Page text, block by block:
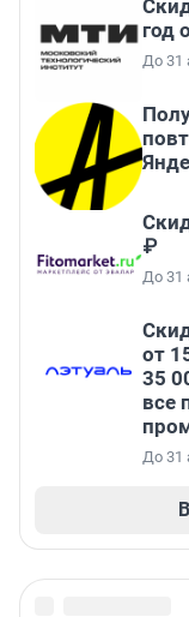
год
До 31
₽
До 31
от
35
все
До 31